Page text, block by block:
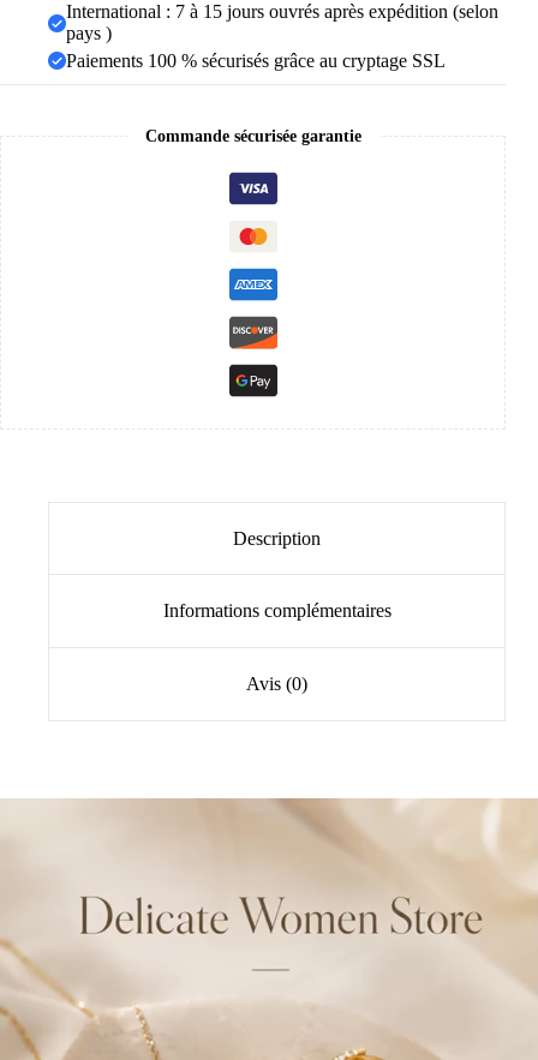
International : 7 à 15 jours ouvrés après expédition (selon
pays )
Paiements 100 % sécurisés grâce au cryptage SSL
Commande sécurisée garantie
Description
Informations complémentaires
Avis (0)